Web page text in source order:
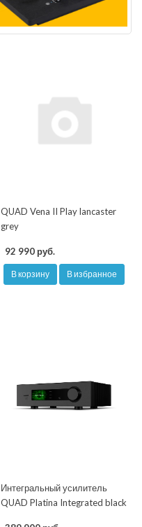
QUAD Vena II Play lancaster
grey
92 990 руб.
В корзину В избранное
Интегральный усилитель
QUAD Platina Integrated black